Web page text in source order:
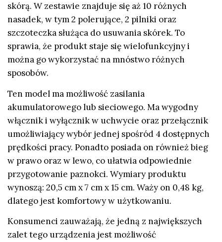
skórą. W zestawie znajduje się aż 10 różnych
nasadek, w tym 2 polerujące, 2 pilniki oraz
szczoteczka służąca do usuwania skórek. To
sprawia, że produkt staje się wielofunkcyjny i
można go wykorzystać na mnóstwo różnych
sposobów.
Ten model ma możliwość zasilania
akumulatorowego lub sieciowego. Ma wygodny
włącznik i wyłącznik w uchwycie oraz przełącznik
umożliwiający wybór jednej spośród 4 dostępnych
prędkości pracy. Ponadto posiada on również bieg
w prawo oraz w lewo, co ułatwia odpowiednie
przygotowanie paznokci. Wymiary produktu
wynoszą: 20,5 cm x 7 cm x 15 cm. Waży on 0,48 kg,
dlatego jest komfortowy w użytkowaniu.
Konsumenci zauważają, że jedną z największych
zalet tego urządzenia jest możliwość